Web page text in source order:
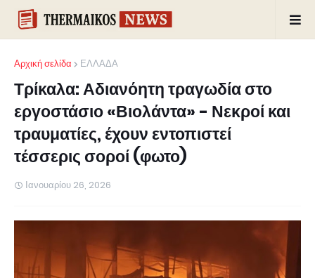
Αρχική σελίδα ΕΛΛΑΔΑ
Τρίκαλα: Αδιανόητη τραγωδία στο
εργοστάσιο «Βιολάντα» - Νεκροί και
τραυματίες, έχουν εντοπιστεί
τέσσερις σοροί (φωτο)
Ιανουαρίου 26, 2026